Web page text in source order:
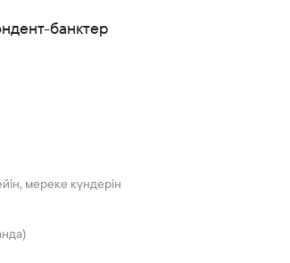
банктер
мереке күндерін